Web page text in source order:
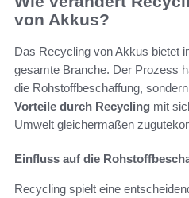
von Akkus?
Das Recycling von Akkus bietet
gesamte Branche. Der Prozess
die Rohstoffbeschaffung,
Vorteile durch Recycling mit
Umwelt gleichermaßen
Einfluss auf die
Recycling spielt eine